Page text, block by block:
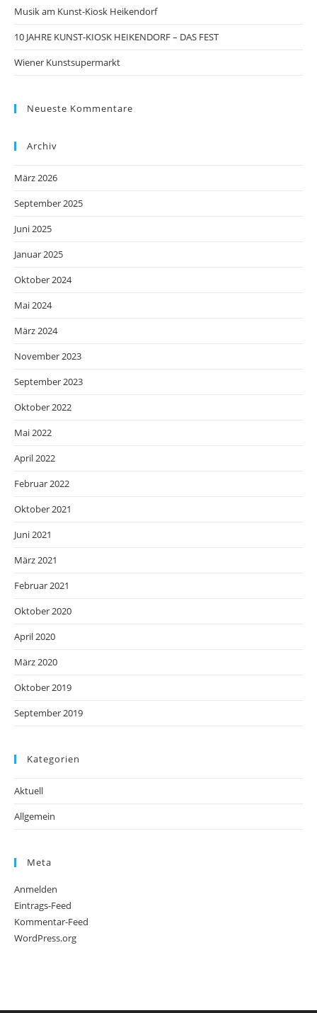
Musik am Kunst-Kiosk Heikendorf
10 JAHRE KUNST-KIOSK HEIKENDORF – DAS FEST
Wiener Kunstsupermarkt
Neueste Kommentare
Archiv
März 2026
September 2025
Juni 2025
Januar 2025
Oktober 2024
Mai 2024
März 2024
November 2023
September 2023
Oktober 2022
Mai 2022
April 2022
Februar 2022
Oktober 2021
Juni 2021
März 2021
Februar 2021
Oktober 2020
April 2020
März 2020
Oktober 2019
September 2019
Kategorien
Aktuell
Allgemein
Meta
Anmelden
Eintrags-Feed
Kommentar-Feed
WordPress.org